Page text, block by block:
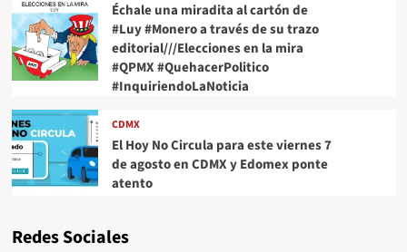
Échale una miradita al cartón de
#Luy #Monero a través de su trazo
editorial///Elecciones en la mira
#QPMX #QuehacerPolitico
#InquiriendoLaNoticia
CDMX
El Hoy No Circula para este viernes 7
de agosto en CDMX y Edomex ponte
atento
Redes Sociales